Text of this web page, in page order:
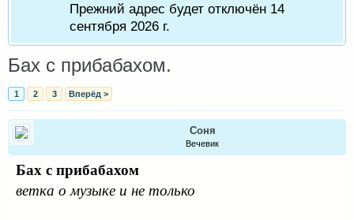
Прежний адрес будет отключён 14
сентября 2026 г.
Бах с прибабахом.
1 2 3 Вперёд >
Соня
Вечевик
Бах с прибабахом
ветка о музыке и не только